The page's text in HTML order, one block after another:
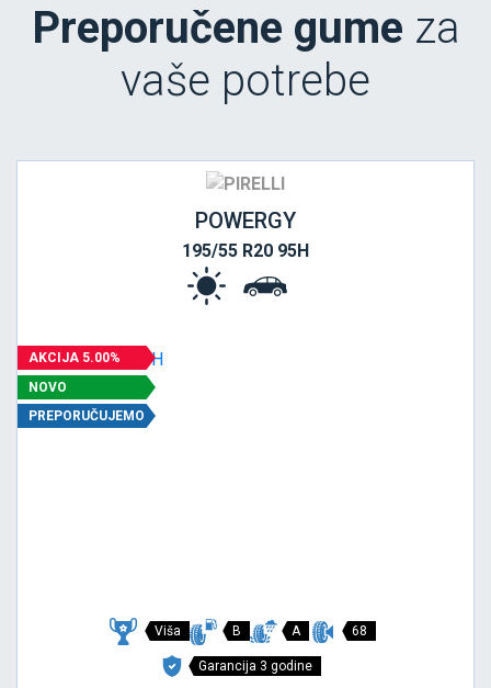
Preporučene gume za
vaše potrebe
POWERGY
195/55 R20 95H
AKCIJA 5.00%
NOVO
PREPORUČUJEMO
Viša B A 68
Garancija 3 godine